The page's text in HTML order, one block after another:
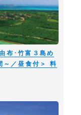
通事情、気象状況その
があります。
果、お客様が受けるこ
逆に当初の代金を超え
、別途取扱手数料を申
い経済情勢の変化によ
布･竹富３島め
／昼食付＞ 料